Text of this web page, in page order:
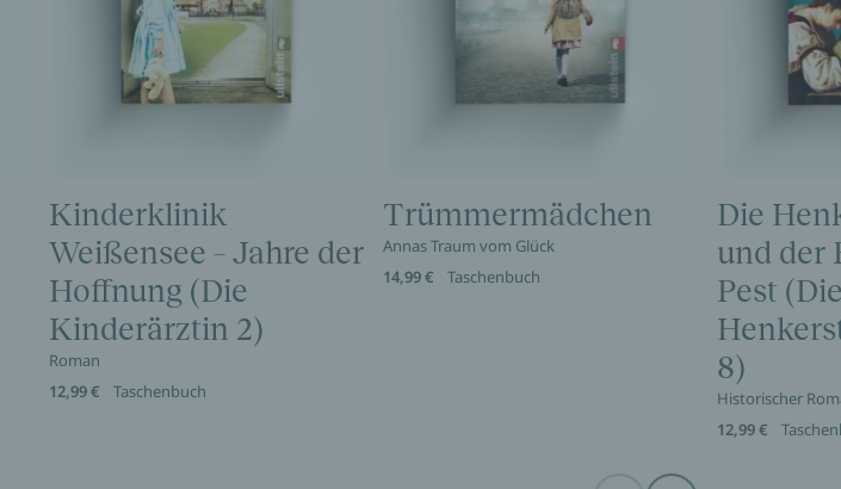
Kinderklinik
Weißensee – Jahre der
Hoffnung (Die
Kinderärztin 2)
Roman
12,99 €
Taschenbuch
Trümmermädchen
Annas Traum vom Glück
14,99 €
Taschenbuch
Die
und der
Pest
8)
Historischer
12,99 €